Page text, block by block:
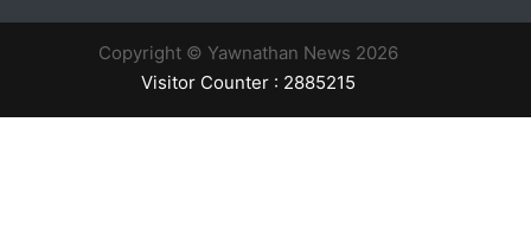
Copyright © Yawnathan News 2026
Visitor Counter : 2885215